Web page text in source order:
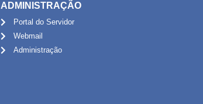
ADMINISTRAÇÃO
Portal do Servidor
Webmail
Administração